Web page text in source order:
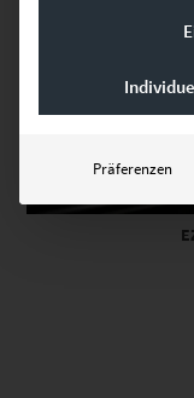
Präferenzen